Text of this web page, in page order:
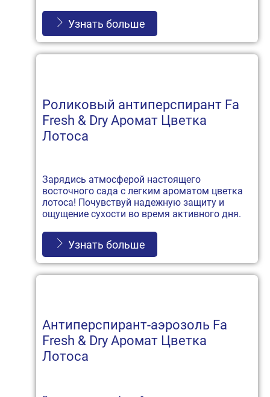
Узнать больше
Роликовый антиперспирант Fa
Fresh & Dry Аромат Цветка
Лотоса
Зарядись атмосферой настоящего
восточного сада с легким ароматом цветка
лотоса! Почувствуй надежную защиту и
ощущение сухости во время активного дня.
Узнать больше
Антиперспирант-аэрозоль Fa
Fresh & Dry Аромат Цветка
Лотоса